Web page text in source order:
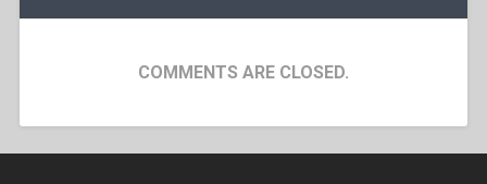
COMMENTS ARE CLOSED.